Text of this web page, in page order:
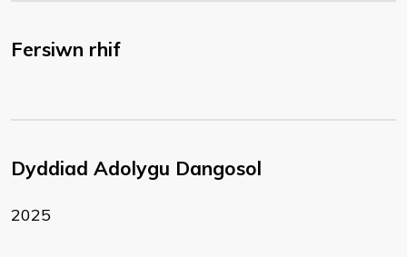
Fersiwn rhif
Dyddiad Adolygu Dangosol
2025